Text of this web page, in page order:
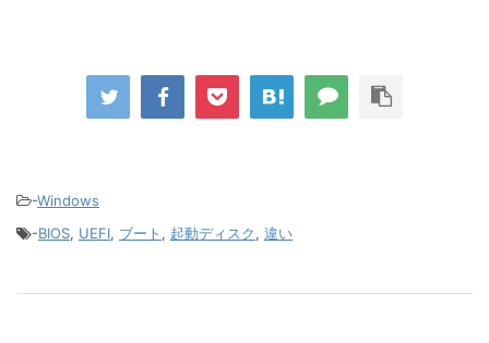
-Windows
-BIOS, UEFI, ブート , 起動ディスク, 違い